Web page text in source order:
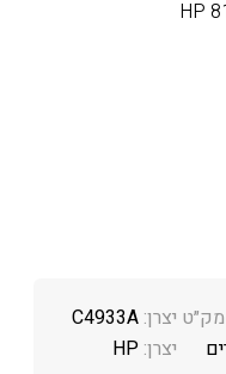
מק״ט יצרן:C4933A
יצרן:HP